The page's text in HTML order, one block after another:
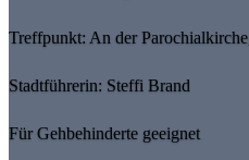
Treffpunkt: An der
Stadtführerin: Steffi Brand
Für Gehbehinderte geeignet